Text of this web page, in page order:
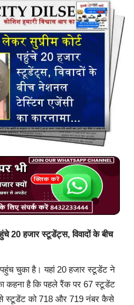
20 हजार स्टूडेंट्स, विवादों के बीच
पहुंच चुका है। यहां 20 हजार स्टूडेंट ने
कहना है कि पहले रैंक पर 67 स्टूडेंट
स्टूडेंट को 718 और 719 नंबर कैसे